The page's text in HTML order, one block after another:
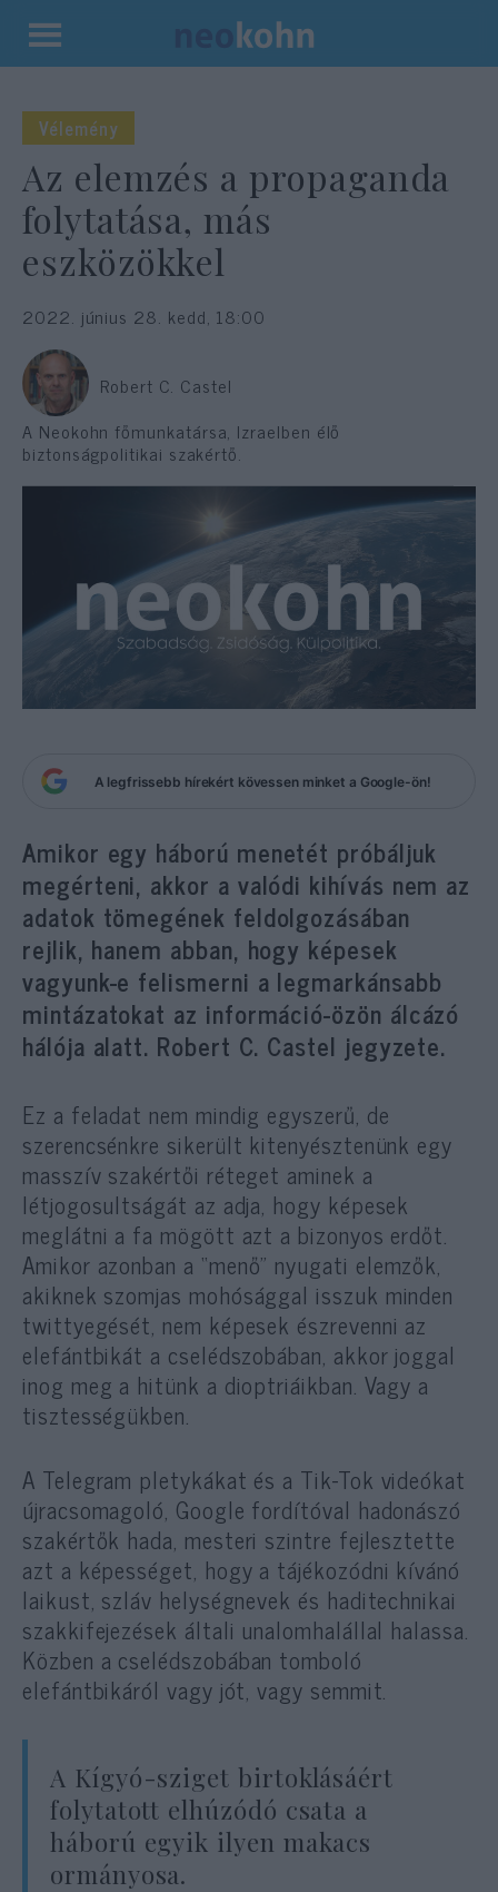
Kilépés
tartalomba
Vélemény
Az elemzés a propaganda
folytatása, más
eszközökkel
2022. június 28. kedd, 18:00
Robert C. Castel
A Neokohn főmunkatársa, Izraelben élő
biztonságpolitikai szakértő.
A legfrissebb hírekért kövessen minket a Google-ön!
Amikor egy háború menetét próbáljuk
megérteni, akkor a valódi kihívás nem az
adatok tömegének feldolgozásában
rejlik, hanem abban, hogy képesek
vagyunk-e felismerni a legmarkánsabb
mintázatokat az információ-özön álcázó
hálója alatt. Robert C. Castel jegyzete.
Ez a feladat nem mindig egyszerű, de
szerencsénkre sikerült kitenyésztenünk egy
masszív szakértői réteget aminek a
létjogosultságát az adja, hogy képesek
meglátni a fa mögött azt a bizonyos erdőt.
Amikor azonban a “menő” nyugati elemzők,
akiknek szomjas mohósággal isszuk minden
twittyegését, nem képesek észrevenni az
elefántbikát a cselédszobában, akkor joggal
inog meg a hitünk a dioptriáikban. Vagy a
tisztességükben.
A Telegram pletykákat és a Tik-Tok videókat
újracsomagoló, Google fordítóval hadonászó
szakértők hada, mesteri szintre fejlesztette
azt a képességet, hogy a tájékozódni kívánó
laikust, szláv helységnevek és haditechnikai
szakkifejezések általi unalomhalállal halassa.
Közben a cselédszobában tomboló
elefántbikáról vagy jót, vagy semmit.
A Kígyó-sziget birtoklásáért
folytatott elhúzódó csata a
háború egyik ilyen makacs
ormányosa.